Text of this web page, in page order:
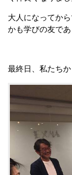
大人になってか
かも学びの友であ
最終日、私たち